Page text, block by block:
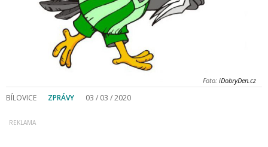
Foto: iDobryDen.cz
BÍLOVICE ZPRÁVY 03 / 03 / 2020